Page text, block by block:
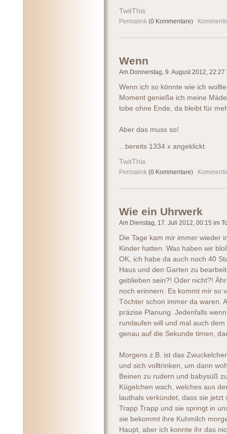
TwitThis
Permalink (0 Kommentare)
Wenn
Am Donnerstag, 9. August 2012, 22:27
Wenn ich so könnte wie ich
Moment genieße ich meine
tobe ohne Ende, da bleibt für
Aber das muss so!
...bereits 1334 x angeklickt
TwitThis
Permalink (0 Kommentare)
Wie ein Uhrwerk
Am Dienstag, 17. Juli 2012, 00:15 im
Die Tage kam mir immer wieder
Kinder hatten. Was haben wir
OK, ich habe da auch noch 40
Haus und den Garten zu
geblieben sein?! Oder nicht?!
noch erinnern. Es kommt mir so
Töchter schon immer da waren.
präzise Planung. Jedenfalls
rumlaufen will und mal auch
genau auf die Sekunde timen,
Morgens z.B. ist das
und sich volltrinken, um dann
Beinen zu rudern und babysüß
Kügelchen wach, welches aus
lauthals verkündet, dass sie
Trapp Trapp und sie springt in
sie bekommt ihre Kuhmilch
Haupt, aber ich konnte ihr das